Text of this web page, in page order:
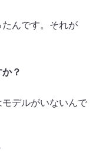
んです。それが
？
デルがいないんで